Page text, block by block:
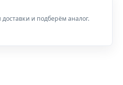
и подберём аналог.